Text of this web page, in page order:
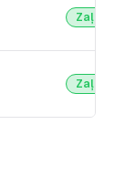
Zaļā
Zaļā